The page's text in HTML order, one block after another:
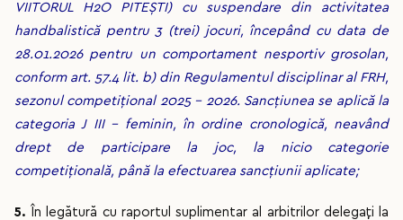
VIITORUL H2O PITEȘTI) cu suspendare din activitatea
handbalistică pentru 3 (trei) jocuri, începând cu data de
28.01.2026 pentru un comportament nesportiv grosolan,
conform art. 57.4 lit. b) din Regulamentul disciplinar al FRH,
sezonul competițional 2025 – 2026. Sancțiunea se aplică la
categoria J III – feminin, în ordine cronologică, neavând
drept de participare la joc, la nicio categorie
competițională, până la efectuarea sancțiunii aplicate;
5.
În legătură cu raportul suplimentar al arbitrilor delegați la